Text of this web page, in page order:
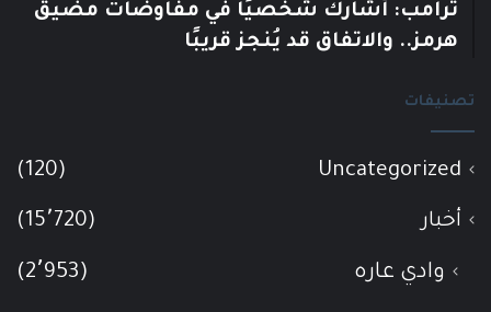
ترامب: أشارك شخصيًا في مفاوضات مضيق
هرمز.. والاتفاق قد يُنجز قريبًا
تصنيفات
Uncategorized
(120)
أخبار (15٬720)
وادي عاره (2٬953)